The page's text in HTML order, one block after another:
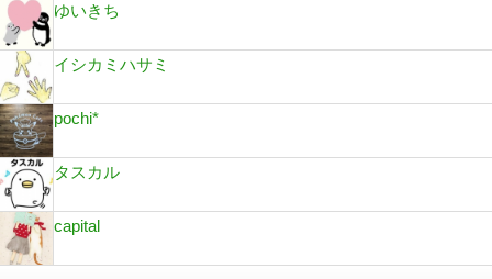
ゆいきち
イシカミハサミ
pochi*
タスカル
capital